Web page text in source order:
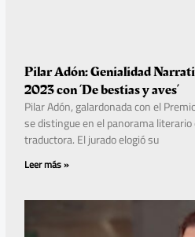
Pilar Adón: Genialidad
2023 con ‘De bestias y aves’
Pilar Adón, galardonada con el
se distingue en el panorama
traductora. El jurado elogió su
Leer más »